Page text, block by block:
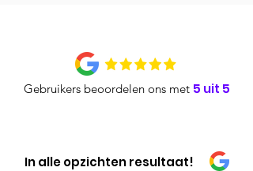
Gebruikers beoordelen ons met 5 uit 5
In alle opzichten resultaat!